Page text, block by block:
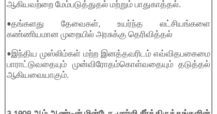
ஆகியவற்றை மேம்படுத்துதல் மற்றும் பாதுகாத்தல்.
•தங்களது தேவைகள், உயர்ந்த லட்சியங்களை
கண்ணியமான முறையில் அரசுக்கு தெரிவித்தல்
•இந்திய முஸ்லிம்கள் மற்ற இனத்தவரிடம் எவ்விதபகைமை
பாராட்டுவதையும் முன்விரோதம்கொள்வதையும் தடுத்தல்
ஆகியவையாகும்.